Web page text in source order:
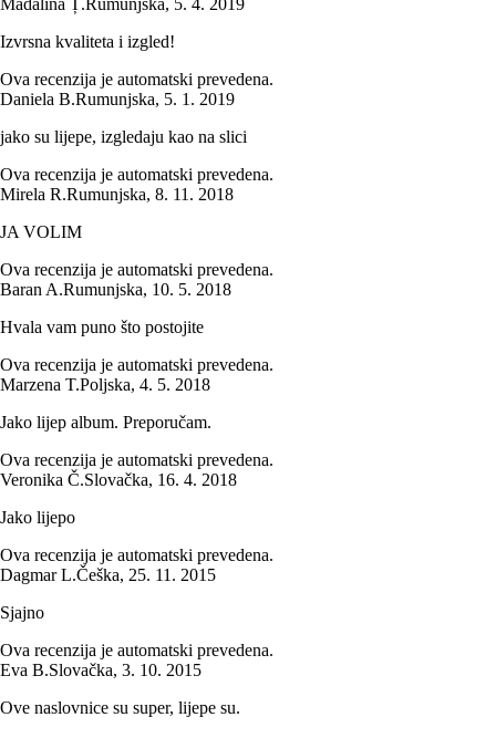
Mădălina Ț.Rumunjska, 5. 4. 2019
Izvrsna kvaliteta i izgled!
Ova recenzija je automatski prevedena.
Daniela B.Rumunjska, 5. 1. 2019
jako su lijepe, izgledaju kao na slici
Ova recenzija je automatski prevedena.
Mirela R.Rumunjska, 8. 11. 2018
JA VOLIM
Ova recenzija je automatski prevedena.
Baran A.Rumunjska, 10. 5. 2018
Hvala vam puno što postojite
Ova recenzija je automatski prevedena.
Marzena T.Poljska, 4. 5. 2018
Jako lijep album. Preporučam.
Ova recenzija je automatski prevedena.
Veronika Č.Slovačka, 16. 4. 2018
Jako lijepo
Ova recenzija je automatski prevedena.
Dagmar L.Češka, 25. 11. 2015
Sjajno
Ova recenzija je automatski prevedena.
Eva B.Slovačka, 3. 10. 2015
Ove naslovnice su super, lijepe su.